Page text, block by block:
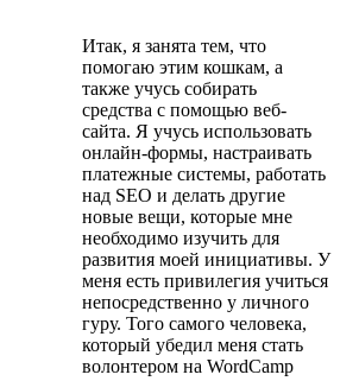
Итак, я занята тем, что
помогаю этим кошкам, а
также учусь собирать
средства с помощью веб-
сайта. Я учусь использовать
онлайн-формы, настраивать
платежные системы, работать
над SEO и делать другие
новые вещи, которые мне
необходимо изучить для
развития моей инициативы. У
меня есть привилегия учиться
непосредственно у личного
гуру. Того самого человека,
который убедил меня стать
волонтером на WordCamp